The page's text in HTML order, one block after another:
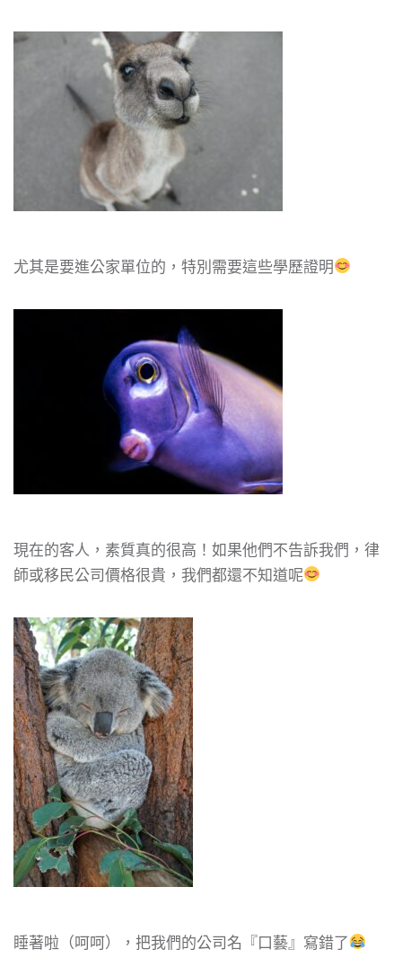
尤其是要進公家單位的，特別需要這些學歷證明
現在的客人，素質真的很高！如果他們不告訴我們，律
師或移民公司價格很貴，我們都還不知道呢
睡著啦（呵呵），把我們的公司名『口藝』寫錯了